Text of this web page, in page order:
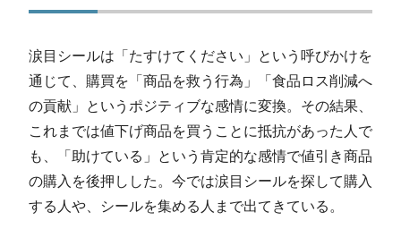
涙目シールは「たすけてください」という呼びかけを
通じて、購買を「商品を救う行為」「食品ロス削減へ
の貢献」というポジティブな感情に変換。その結果、
これまでは値下げ商品を買うことに抵抗があった人で
も、「助けている」という肯定的な感情で値引き商品
の購入を後押しした。今では涙目シールを探して購入
する人や、シールを集める人まで出てきている。